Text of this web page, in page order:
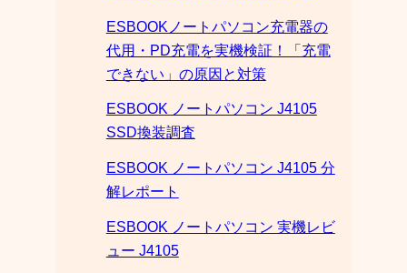
ESBOOKノートパソコン充電器の
代用・PD充電を実機検証！「充電
できない」の原因と対策
ESBOOK ノートパソコン J4105
SSD換装調査
ESBOOK ノートパソコン J4105 分
解レポート
ESBOOK ノートパソコン 実機レビ
ュー J4105